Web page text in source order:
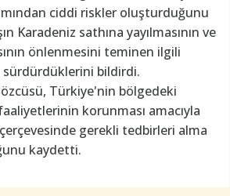
ciddi riskler oluşturduğunu
Karadeniz sathına yayılmasının ve
önlenmesini teminen ilgili
sürdürdüklerini bildirdi.
Türkiye'nin bölgedeki
korunması amacıyla
gerekli tedbirleri alma
kaydetti.